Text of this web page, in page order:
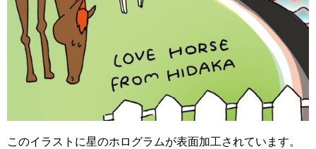
このイラストに星のホログラムが表面加工されています。